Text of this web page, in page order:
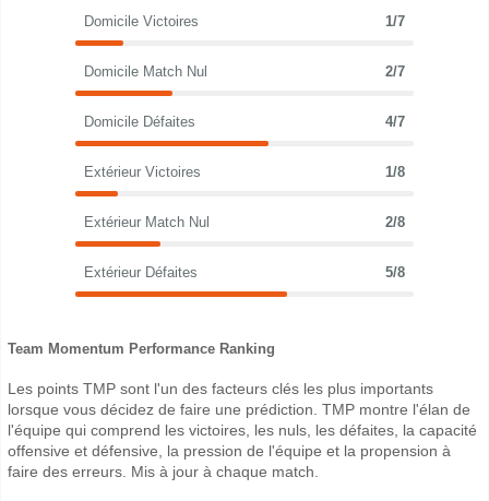
Domicile Victoires 1/7
Domicile Match Nul 2/7
Domicile Défaites 4/7
Extérieur Victoires 1/8
Extérieur Match Nul 2/8
Extérieur Défaites 5/8
Team Momentum Performance Ranking
Les points TMP sont l'un des facteurs clés les plus importants
lorsque vous décidez de faire une prédiction. TMP montre l'élan de
l'équipe qui comprend les victoires, les nuls, les défaites, la capacité
offensive et défensive, la pression de l'équipe et la propension à
faire des erreurs. Mis à jour à chaque match.